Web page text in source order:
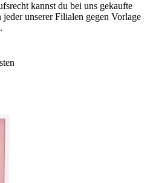
kannst du bei uns gekaufte
unserer Filialen gegen Vorlage